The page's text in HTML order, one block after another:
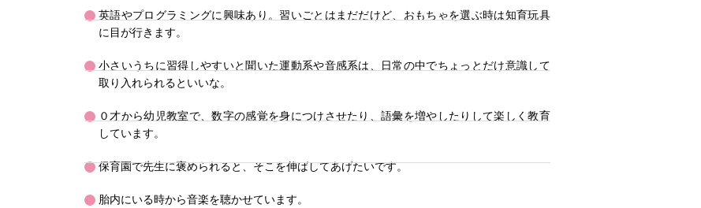
英語やプログラミングに興味あり。習いごとはまだだけど、おもちゃを選ぶ時は知育玩具
に目が行きます。
小さいうちに習得しやすいと聞いた運動系や音感系は、日常の中でちょっとだけ意識して
取り入れられるといいな。
０才から幼児教室で、数字の感覚を身につけさせたり、語彙を増やしたりして楽しく教育
しています。
保育園で先生に褒められると、そこを伸ばしてあげたいです。
胎内にいる時から音楽を聴かせています。